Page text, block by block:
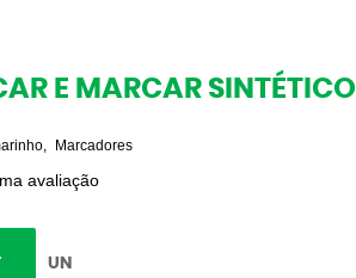
E MARCAR SINTÉTICO
Marcadores
avaliação
UN